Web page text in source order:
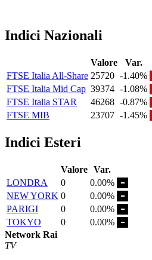
Indici Nazionali
Valore
Var.
FTSE Italia All-Share 25720 -1.40%
FTSE Italia Mid Cap 39374 -1.08%
FTSE Italia STAR
46268 -0.87%
FTSE MIB
23707 -1.45%
Indici Esteri
Valore Var.
LONDRA
0
0.00%
NEW YORK 0
0.00%
PARIGI
0
0.00%
TOKYO
0
0.00%
Network Rai
TV